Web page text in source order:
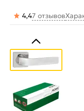
4,47 отзывов